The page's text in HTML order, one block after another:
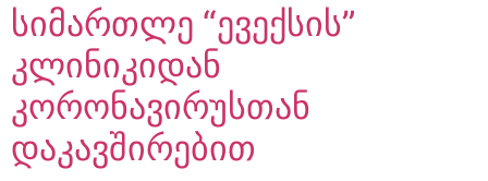
სიმართლე “ევექსის”
კლინიკიდან
კორონავირუსთან
დაკავშირებით